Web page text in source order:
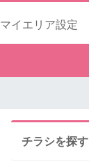
マイエリア設定
チラシを探す